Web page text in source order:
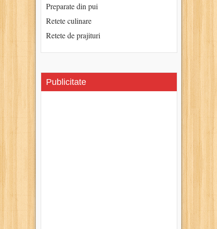
Preparate din pui
Retete culinare
Retete de prajituri
Publicitate